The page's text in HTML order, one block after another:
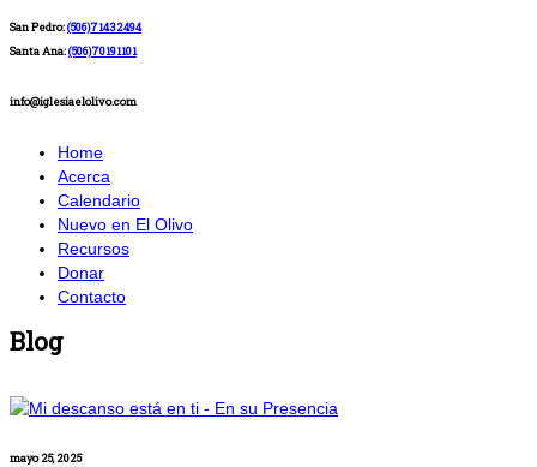
San Pedro:(506)71432494
Santa Ana:(506)70191101
info@iglesiaelolivo.com
Home
Acerca
Calendario
Nuevo en El Olivo
Recursos
Donar
Contacto
Blog
mayo 25, 2025